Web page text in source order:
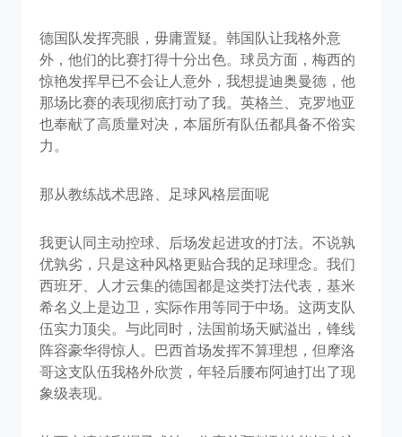
德国队发挥亮眼，毋庸置疑。韩国队让我格外意
外，他们的比赛打得十分出色。球员方面，梅西的
惊艳发挥早已不会让人意外，我想提迪奥曼德，他
那场比赛的表现彻底打动了我。英格兰、克罗地亚
也奉献了高质量对决，本届所有队伍都具备不俗实
力。
那从教练战术思路、足球风格层面呢
我更认同主动控球、后场发起进攻的打法。不说孰
优孰劣，只是这种风格更贴合我的足球理念。我们
西班牙、人才云集的德国都是这类打法代表，基米
希名义上是边卫，实际作用等同于中场。这两支队
伍实力顶尖。与此同时，法国前场天赋溢出，锋线
阵容豪华得惊人。巴西首场发挥不算理想，但摩洛
哥这支队伍我格外欣赏，年轻后腰布阿迪打出了现
象级表现。